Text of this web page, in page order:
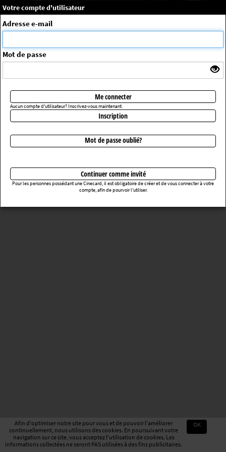
Afin d'optimiser notre site pour vous et de pouvoir l'améliorer
continuellement, nous utilisons des cookies. En poursuivant votre
navigation sur ce site, vous acceptez l'utilisation de cookies. Les
informations collectées ne seront PAS utilisées à des fins publicitaires.
OK
Message système
La séance choisie n'a pas été trouvée
Votre compte d'utilisateur
Adresse e-mail
Mot de passe
Me connecter
Aucun compte d'utilisateur? Inscrivez-vous maintenant.
Inscription
Mot de passe oublié?
Continuer comme invité
Pour les personnes possédant une Cinecard, il est obligatoire de créer et de vous connecter à votre
compte, afin de pourvoir l’utiliser.